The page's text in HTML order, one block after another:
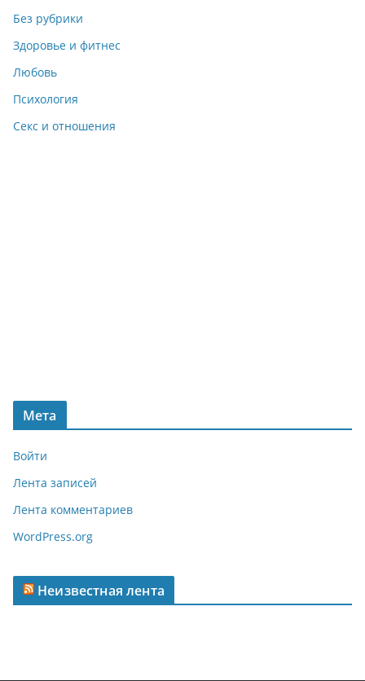
Без рубрики
Здоровье и фитнес
Любовь
Психология
Секс и отношения
Мета
Войти
Лента записей
Лента комментариев
WordPress.org
Неизвестная лента